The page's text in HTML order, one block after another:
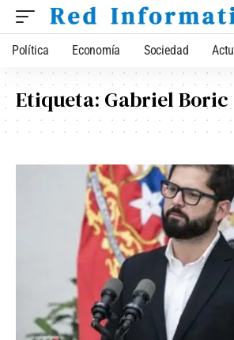
Política Economía Sociedad
Etiqueta:Gabriel Boric